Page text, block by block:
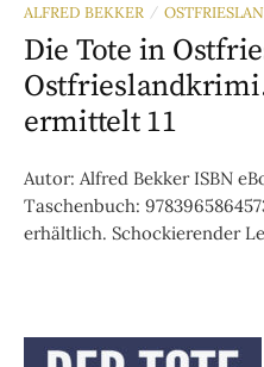
ALFRED BEKKER /
Die Tote in
ermittelt 11
Autor: Alfred Bekker ISBN
Taschenbuch:
erhältlich. Schockierender